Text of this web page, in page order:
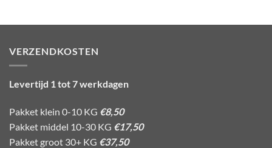
VERZENDKOSTEN
Levertijd 1 tot 7 werkdagen
Pakket klein 0-10 KG €8,50
Pakket middel 10-30 KG €17,50
Pakket groot 30+ KG €37,50